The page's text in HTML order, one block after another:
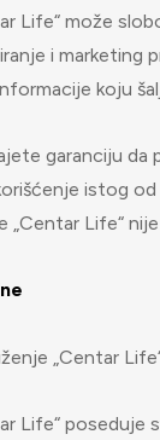
Life“ može
i marketing
koju
garanciju da
istog
„Centar Life“
„Centar
Life“ poseduje